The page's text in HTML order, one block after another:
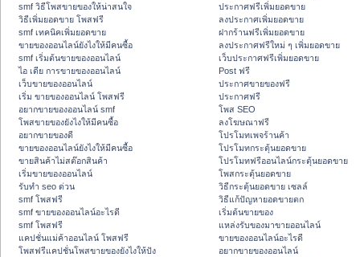
smf วิธีโพสขายของให้น่าสนใจ
วิธีเพิ่มยอดขาย โพสฟรี
smf เทคนิคเพิ่มยอดขาย
ขายของออนไลน์ยังไงให้มีคนซื้อ
smf เริ่มต้นขายของออนไลน์
ไอ เดีย การขายของออนไลน์
เว็บขายของออนไลน์
เริ่ม ขายของออนไลน์ โพสฟรี
อยากขายของออนไลน์ smf
โพสขายของยังไงให้มีคนซื้อ
อยากขายของดี
ขายของออนไลน์ยังไงให้มีคนซื้อ
ขายสินค้าไม่สต๊อกสินค้า
เริ่มขายของออนไลน์
รับทำ seo ด่วน
smf โพสฟรี
smf ขายของออนไลน์อะไรดี
smf โพสฟรี
แคปชั่นแม่ค้าออนไลน์ โพสฟรี
โพสฟรีแคปชั่นโพสขายของยังไงให้ปัง
ประกาศฟรีเพิ่มยอดขาย
ลงประกาศเพิ่มยอดขาย
ฝากร้านฟรีเพิ่มยอดขาย
ลงประกาศฟรีใหม่ ๆ เพิ่มยอดขาย
เว็บประกาศฟรีเพิ่มยอดขาย
Post ฟรี
ประกาศขายของฟรี
ประกาศฟรี
โพส SEO
ลงโฆษณาฟรี
โปรโมทเพจร้านค้า
โปรโมทกระตุ้นยอดขาย
โปรโมทฟรีออนไลน์กระตุ้นยอดขาย
โพสกระตุ้นยอดขาย
วิธีกระตุ้นยอดขาย เซลล์
วิธีแก้ปัญหายอดขายตก
เริ่มต้นขายของ
แหล่งรับของมาขายออนไลน์
ขายของออนไลน์อะไรดี
อยากขายของออนไลน์